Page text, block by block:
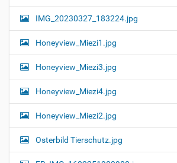
IMG_20230327_183224.jpg
Honeyview_Miezi1.jpg
Honeyview_Miezi3.jpg
Honeyview_Miezi4.jpg
Honeyview_Miezi2.jpg
Osterbild Tierschutz.jpg